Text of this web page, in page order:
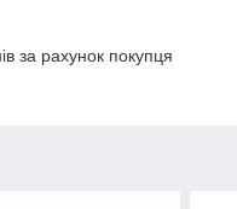
за рахунок покупця